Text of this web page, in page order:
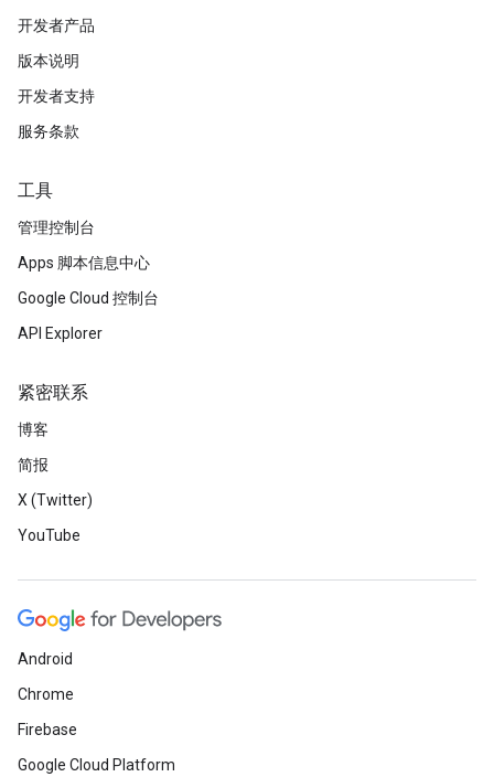
开发者产品
版本说明
开发者支持
服务条款
工具
管理控制台
Apps 脚本信息中心
Google Cloud 控制台
API Explorer
紧密联系
博客
简报
X (Twitter)
YouTube
Android
Chrome
Firebase
Google Cloud Platform